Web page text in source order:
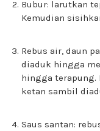
Bubur: larutkan
Kemudian
Rebus air, daun
diaduk hingga
hingga terapung.
ketan sambil
Saus santan: